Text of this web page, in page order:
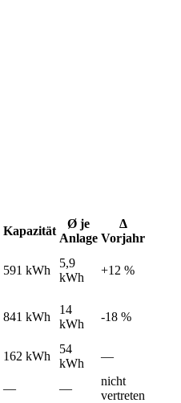
Kapazität
Ø je
Anlage
Δ
Vorjahr
591 kWh
5,9
kWh
+12 %
841 kWh
14
kWh
-18 %
162 kWh
54
kWh
—
— —
nicht
vertreten